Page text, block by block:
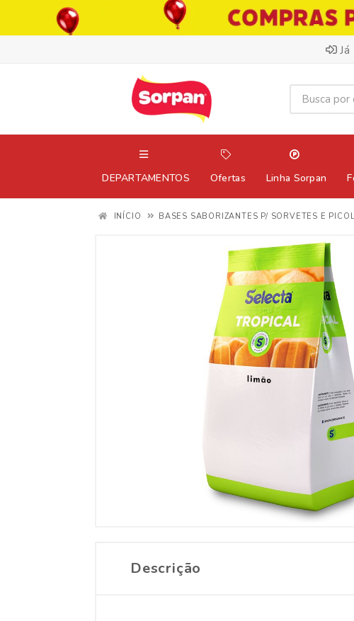
DEPARTAMENTOS Ofertas Linha Sorpan
INÍCIO BASES SABORIZANTES P/ SORVETES E
Descrição